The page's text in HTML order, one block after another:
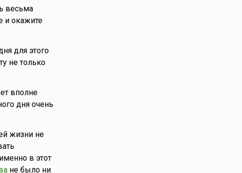
весьма
и окажите
для этого
не только
вполне
дня очень
жизни не
в этот
не было ни